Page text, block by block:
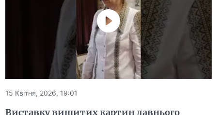
15 Квітня, 2026, 19:01
Виставку вишитих картин давнього